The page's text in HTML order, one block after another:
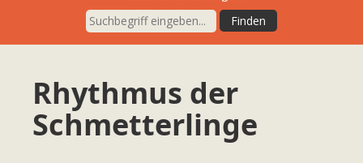
Rhythmus der
Schmetterlinge